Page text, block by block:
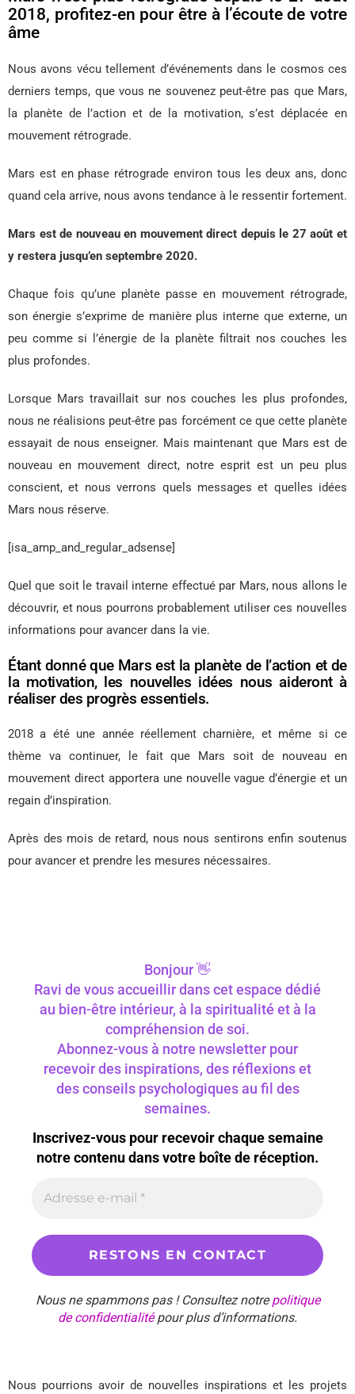
2018, profitez-en pour être à l’écoute de votre
âme
Nous avons vécu tellement d’événements dans le cosmos ces
derniers temps, que vous ne souvenez peut-être pas que Mars,
la planète de l’action et de la motivation, s’est déplacée en
mouvement rétrograde.
Mars est en phase rétrograde environ tous les deux ans, donc
quand cela arrive, nous avons tendance à le ressentir fortement.
Mars est de nouveau en mouvement direct depuis le 27 août et
y restera jusqu’en septembre 2020.
Chaque fois qu’une planète passe en mouvement rétrograde,
son énergie s’exprime de manière plus interne que externe, un
peu comme si l’énergie de la planète filtrait nos couches les
plus profondes.
Lorsque Mars travaillait sur nos couches les plus profondes,
nous ne réalisions peut-être pas forcément ce que cette planète
essayait de nous enseigner. Mais maintenant que Mars est de
nouveau en mouvement direct, notre esprit est un peu plus
conscient, et nous verrons quels messages et quelles idées
Mars nous réserve.
[isa_amp_and_regular_adsense]
Quel que soit le travail interne effectué par Mars, nous allons le
découvrir, et nous pourrons probablement utiliser ces nouvelles
informations pour avancer dans la vie.
Étant donné que Mars est la planète de l’action et de
la motivation, les nouvelles idées nous aideront à
réaliser des progrès essentiels.
2018 a été une année réellement charnière, et même si ce
thème va continuer, le fait que Mars soit de nouveau en
mouvement direct apportera une nouvelle vague d’énergie et un
regain d’inspiration.
Après des mois de retard, nous nous sentirons enfin soutenus
pour avancer et prendre les mesures nécessaires.
Bonjour 👋
Ravi de vous accueillir dans cet espace dédié
au bien-être intérieur, à la spiritualité et à la
compréhension de soi.
Abonnez-vous à notre newsletter pour
recevoir des inspirations, des réflexions et
des conseils psychologiques au fil des
semaines.
Inscrivez-vous pour recevoir chaque semaine
notre contenu dans votre boîte de réception.
Nous ne spammons pas ! Consultez notrepolitique
de confidentialitépour plus d’informations.
Nous pourrions avoir de nouvelles inspirations et les projets